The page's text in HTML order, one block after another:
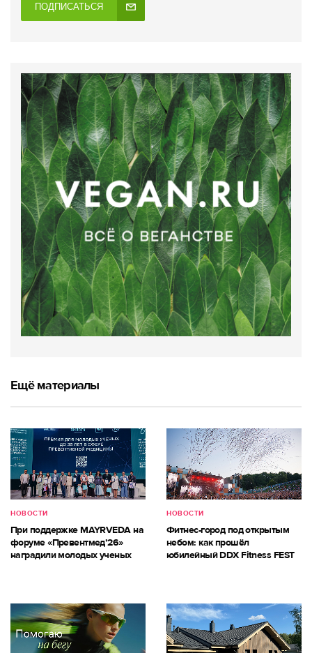
ПОДПИСАТЬСЯ
Ещё материалы
НОВОСТИ
При поддержке MAYRVEDA на
форуме «Превентмед’26»
наградили молодых ученых
НОВОСТИ
Фитнес-город под открытым
небом: как прошёл
юбилейный DDX Fitness FEST